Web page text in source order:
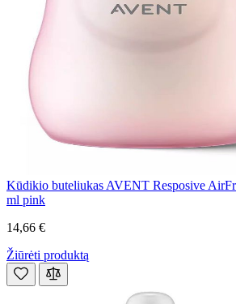
Kūdikio buteliukas AVENT Resposive
ml pink
14,66 €
Žiūrėti produktą